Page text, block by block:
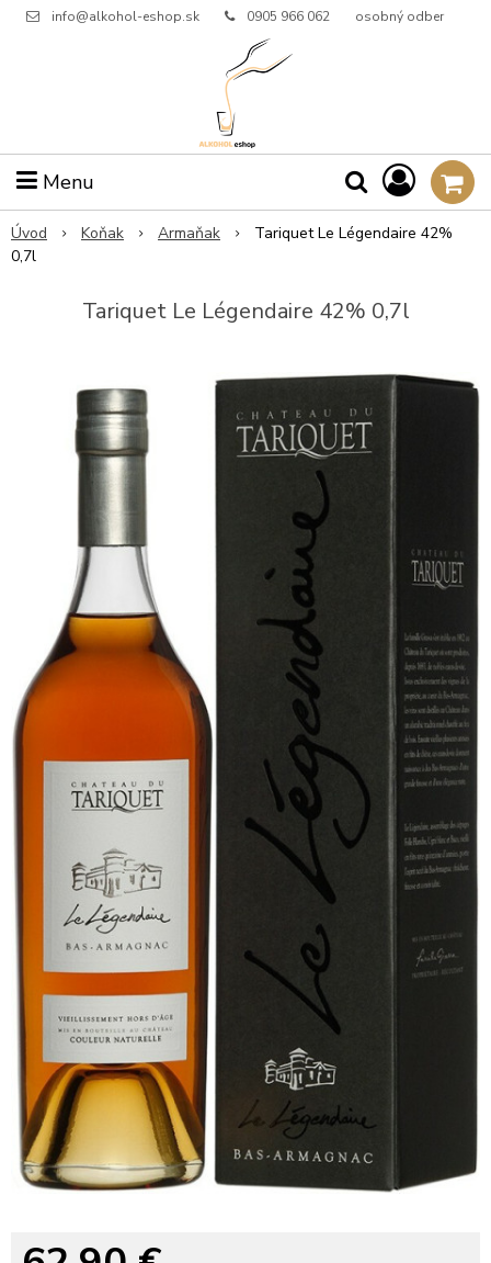
info@alkohol-eshop.sk 0905 966 062 osobný odber
Menu
Úvod Koňak Armaňak
Tariquet Le Légendaire 42%
0,7l
Tariquet Le Légendaire 42% 0,7l